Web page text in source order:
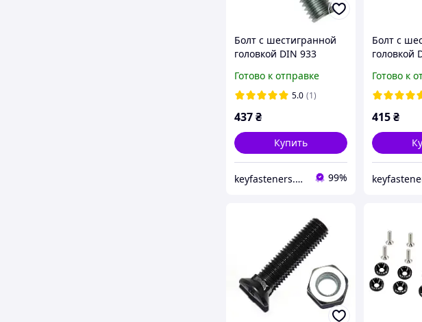
Болт c шестигранной
головкой DIN 933
полная резьба цинк
белый 500 шт./пачка
Готово к отправке
5.0 (1)
437₴
Купить
keyfasteners.com.ua 99%
Болт c
головкой
полная
белый 200
Готово к
415₴